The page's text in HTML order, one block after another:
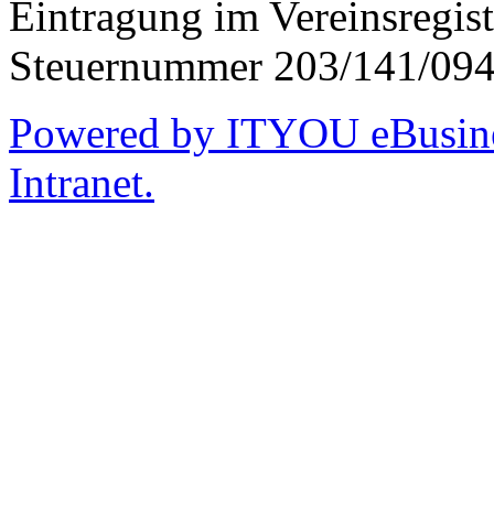
Eintragung im
Steuernummer 203/141/
Powered by ITYOU
Intranet.